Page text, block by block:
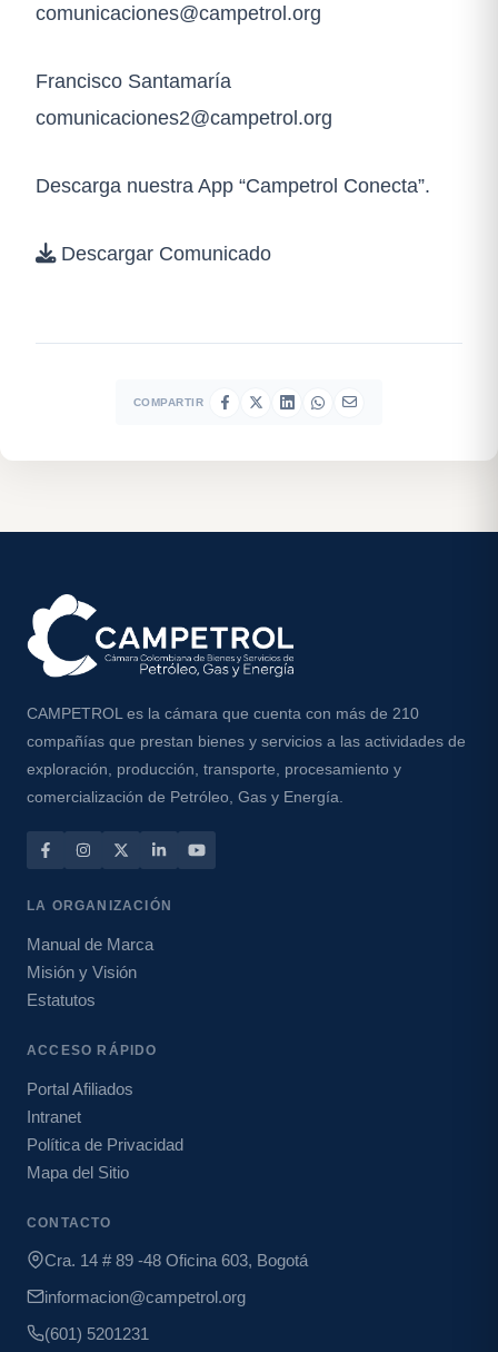
comunicaciones@campetrol.org
Francisco Santamaría
comunicaciones2@campetrol.org
Descarga nuestra App “Campetrol Conecta”.
Descargar Comunicado
COMPARTIR
CAMPETROL es la cámara que cuenta con más de 210
compañías que prestan bienes y servicios a las actividades de
exploración, producción, transporte, procesamiento y
comercialización de Petróleo, Gas y Energía.
LA ORGANIZACIÓN
Manual de Marca
Misión y Visión
Estatutos
ACCESO RÁPIDO
Portal Afiliados
Intranet
Política de Privacidad
Mapa del Sitio
CONTACTO
Cra. 14 # 89 -48 Oficina 603, Bogotá
informacion@campetrol.org
(601) 5201231